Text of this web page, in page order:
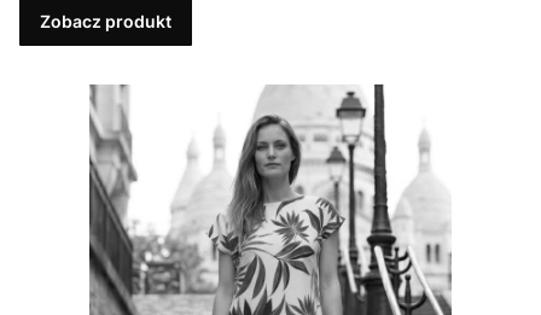
Zobacz produkt